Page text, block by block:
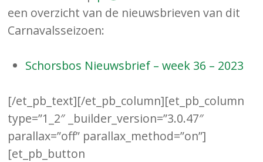
een overzicht van de nieuwsbrieven van dit
Carnavalsseizoen:
Schorsbos Nieuwsbrief – week 36 – 2023
[/et_pb_text][/et_pb_column][et_pb_column
type=”1_2″ _builder_version=”3.0.47″
parallax=”off” parallax_method=”on”]
[et_pb_button